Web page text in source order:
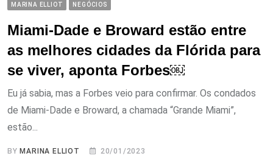
MARINA ELLIOT NEGÓCIOS
Miami-Dade e Broward estão entre
as melhores cidades da Flórida para
se viver, aponta Forbes￼
Eu já sabia, mas a Forbes veio para confirmar. Os condados
de Miami-Dade e Broward, a chamada “Grande Miami”,
estão...
BYMARINA ELLIOT 20/01/2023